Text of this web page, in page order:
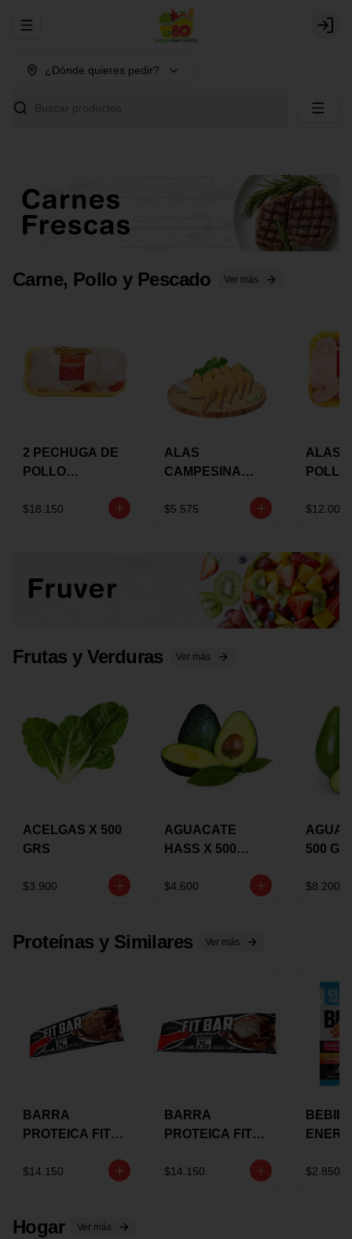
Abrir menu de navegación Login
¿Dónde quieres pedir?
Buscar productos
Carne, Pollo y Pescado Ver más
2 PECHUGA DE
POLLO
MARINADA X
$18.150
ALAS
CAMPESINA
COSTILLAR A
$5.575
ALAS
POLLO
$12.000
Frutas y Verduras Ver más
ACELGAS X 500
GRS
$3.900
AGUACATE
HASS X 500
$4.600
500
$8.200
Proteínas y Similares Ver más
BARRA
PROTEICA FIT
CHOCOLATE X
$14.150
BARRA
PROTEICA FIT
GRS
$14.150
STACK 6G
$2.850
Hogar Ver más